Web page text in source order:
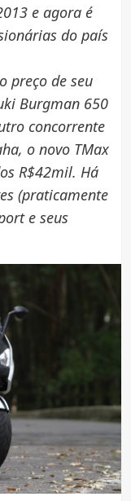
e agora é
do país
preço de seu
Burgman 650
concorrente
o novo TMax
R$42mil. Há
(praticamente
e seus